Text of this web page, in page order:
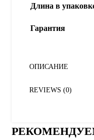
Длина в
Гарантия
ОПИСАНИЕ
REVIEWS (0)